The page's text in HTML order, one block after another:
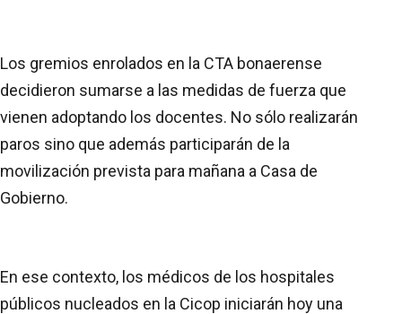
Los gremios enrolados en la CTA bonaerense
decidieron sumarse a las medidas de fuerza que
vienen adoptando los docentes. No sólo realizarán
paros sino que además participarán de la
movilización prevista para mañana a Casa de
Gobierno.
En ese contexto, los médicos de los hospitales
públicos nucleados en la Cicop iniciarán hoy una